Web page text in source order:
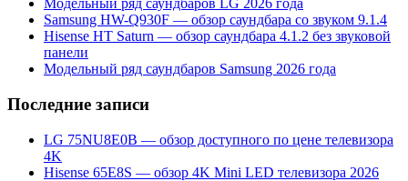
Модельный ряд саундбаров LG 2026 года
Samsung HW-Q930F — обзор саундбара со звуком 9.1.4
Hisense HT Saturn — обзор саундбара 4.1.2 без звуковой
панели
Модельный ряд саундбаров Samsung 2026 года
Последние записи
LG 75NU8E0B — обзор доступного по цене телевизора
4K
Hisense 65E8S — обзор 4K Mini LED телевизора 2026